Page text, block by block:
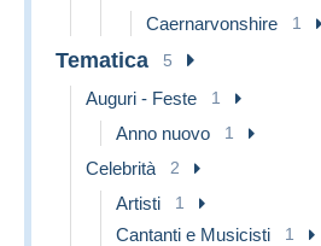
Caernarvonshire 1
Tematica 5
Auguri - Feste 1
Anno nuovo 1
Celebrità 2
Artisti 1
Cantanti e Musicisti 1